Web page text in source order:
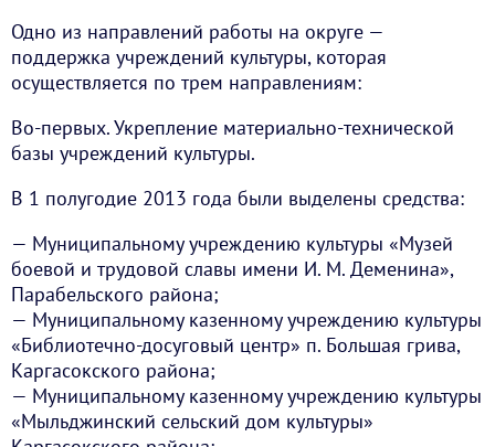
Одно из направлений работы на округе —
поддержка учреждений культуры, которая
осуществляется по трем направлениям:
Во-первых. Укрепление материально-технической
базы учреждений культуры.
В 1 полугодие 2013 года были выделены средства:
— Муниципальному учреждению культуры «Музей
боевой и трудовой славы имени И. М. Деменина»,
Парабельского района;
— Муниципальному казенному учреждению культуры
«Библиотечно-досуговый центр» п. Большая грива,
Каргасокского района;
— Муниципальному казенному учреждению культуры
«Мыльджинский сельский дом культуры»